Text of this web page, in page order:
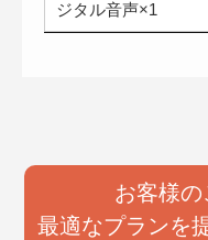
ジタル音声×1
お客様の
最適なプランを